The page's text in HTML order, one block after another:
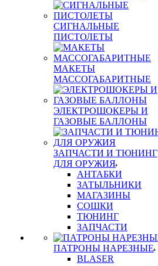
СИГНАЛЬНЫЕ
ПИСТОЛЕТЫ
МАКЕТЫ
МАССОГАБАРИТНЫЕ
ЭЛЕКТРОШОКЕРЫ И
ГАЗОВЫЕ БАЛЛОНЫ
ЗАПЧАСТИ И ТЮНИНГ
ДЛЯ ОРУЖИЯ
АНТАБКИ
ЗАТЫЛЬНИКИ
МАГАЗИНЫ
СОШКИ
ТЮНИНГ
ЗАПЧАСТИ
ПАТРОНЫ НАРЕЗНЫЕ
BLASER